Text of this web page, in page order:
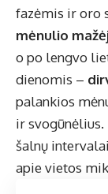
fazėmis ir oro
mėnulio
o po lengvo
dienomis –
palankios
ir
šalnų
apie vietos